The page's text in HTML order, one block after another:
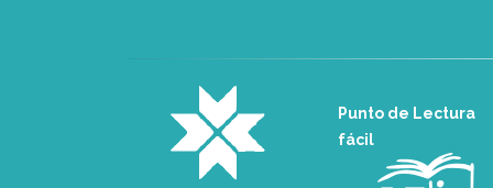
Punto de Lectura
fácil